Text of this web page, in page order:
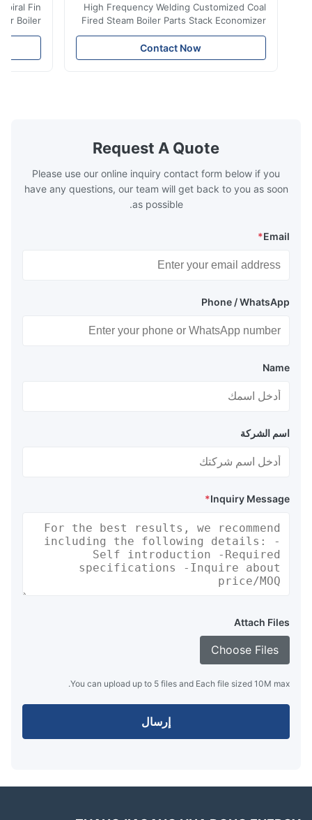
High Frequency Welding Customized Coal
Fired Steam Boiler Parts Stack Economizer
Coil Boiler economizer Boiler Economizer is
the energy improving device that helps to
reduce the cost of operation by saving the
boilers is generally in the temperature
range of 200°C – 250°C, so there
Contact Now
Spiral Fin
Boiler
is the
saving the
Request A Quote
Please use our online inquiry contact form below if you
have any questions, our team will get back to you as soon
as possible.
Email
*
Phone / WhatsApp
Name
اسم الشركة
Inquiry Message
*
Attach Files
Choose Files
You can upload up to 5 files and Each file sized 10M max.
إرسال